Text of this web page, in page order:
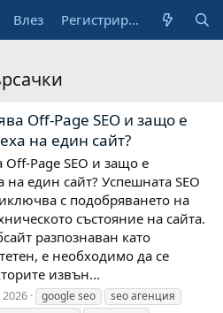
Влез Регистрирай се
Off-Page SEO и защо е
на един сайт?
Off-Page SEO и защо е
един сайт? Успешната SEO
с подобряването на
състояние на сайта.
разпознаван като
е необходимо да се
извън...
google seo
seo агенция